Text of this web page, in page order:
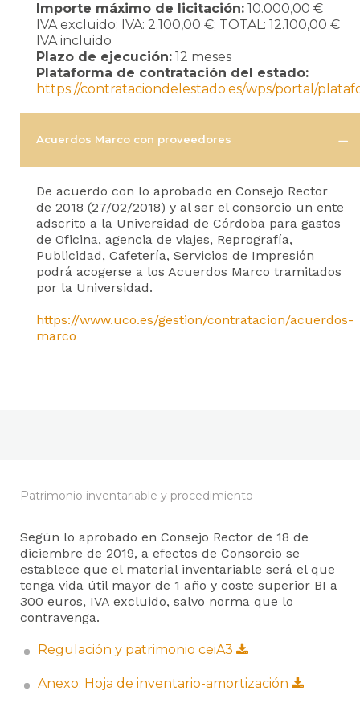
Importe máximo de licitación: 10.000,00 €
IVA excluido; IVA: 2.100,00 €; TOTAL: 12.100,00 €
IVA incluido
Plazo de ejecución: 12 meses
Plataforma de contratación del estado:
https://contrataciondelestado.es/wps/portal/
Acuerdos Marco con proveedores
De acuerdo con lo aprobado en Consejo Rector
de 2018 (27/02/2018) y al ser el consorcio un ente
adscrito a la Universidad de Córdoba para gastos
de Oficina, agencia de viajes, Reprografía,
Publicidad, Cafetería, Servicios de Impresión
podrá acogerse a los Acuerdos Marco tramitados
por la Universidad.
https://www.uco.es/gestion/contratacion/acuerdos-
marco
Patrimonio inventariable y procedimiento
Según lo aprobado en Consejo Rector de 18 de
diciembre de 2019, a efectos de Consorcio se
establece que el material inventariable será el que
tenga vida útil mayor de 1 año y coste superior BI a
300 euros, IVA excluido, salvo norma que lo
contravenga.
Regulación y patrimonio ceiA3
Anexo: Hoja de inventario-amortización